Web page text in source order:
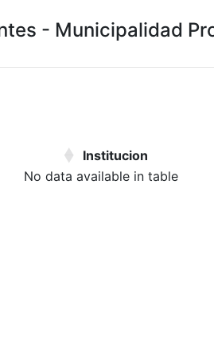
- Municipalidad
Institucion
No data available in table